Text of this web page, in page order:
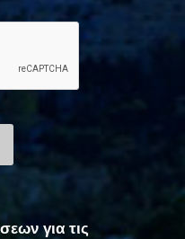
για τις